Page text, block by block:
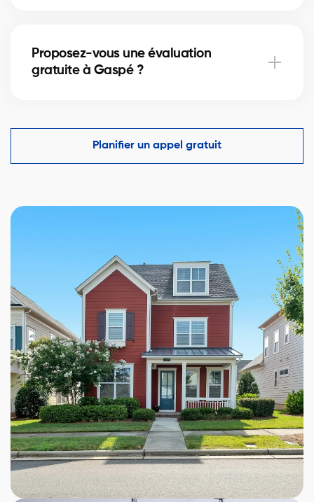
vous.Proposez-vous une évaluation
gratuite à Gaspé ?
sur ventes récentes et tendances locales.
Planifier un appel gratuit